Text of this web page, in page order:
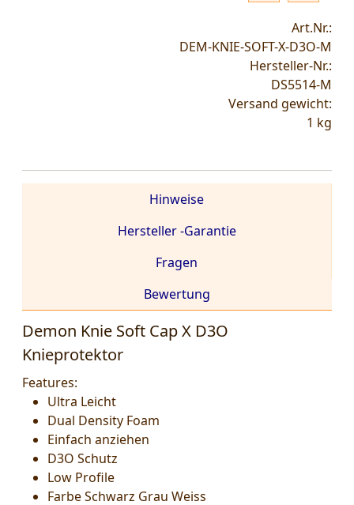
Art.Nr.:
DEM-KNIE-SOFT-X-D3O-M
Hersteller-Nr.:
DS5514-M
Versand gewicht:
1 kg
Demon Knie Soft Cap X D3O
Knieprotektor
Features:
Ultra Leicht
Dual Density Foam
Einfach anziehen
D3O Schutz
Low Profile
Farbe Schwarz Grau Weiss
Hinweise
Hersteller -Garantie
Fragen
Bewertung